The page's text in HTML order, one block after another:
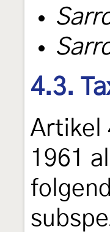
4.3.
Artikel
1961